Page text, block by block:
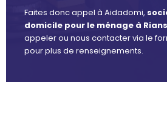
Faites donc appel à Aidadomi,
domicile pour le ménage à Rians
appeler ou nous contacter via le
pour plus de renseignements.